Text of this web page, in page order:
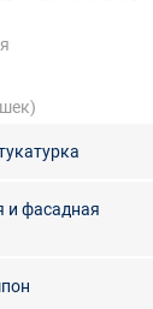
и фасадная